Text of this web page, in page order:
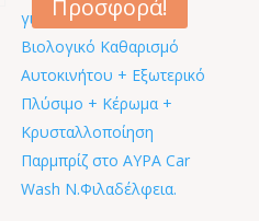
Προσφορά!